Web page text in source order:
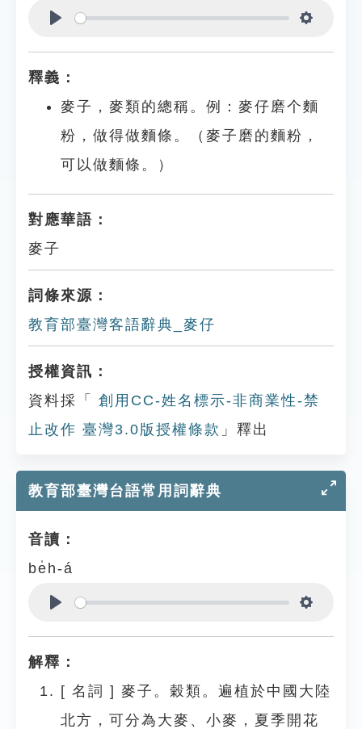
釋義：
麥子，麥類的總稱。例：麥仔磨个麵
粉，做得做麵條。（麥子磨的麵粉，
可以做麵條。）
對應華語：
麥子
詞條來源：
教育部臺灣客語辭典_麥仔
授權資訊：
資料採「
創用CC-姓名標示-非商業性-禁
止改作 臺灣3.0版授權條款 」釋出
教育部臺灣台語常用詞辭典
音讀：
be̍h-á
解釋：
[ 名詞 ] 麥子。穀類。遍植於中國大陸
北方，可分為大麥、小麥，夏季開花